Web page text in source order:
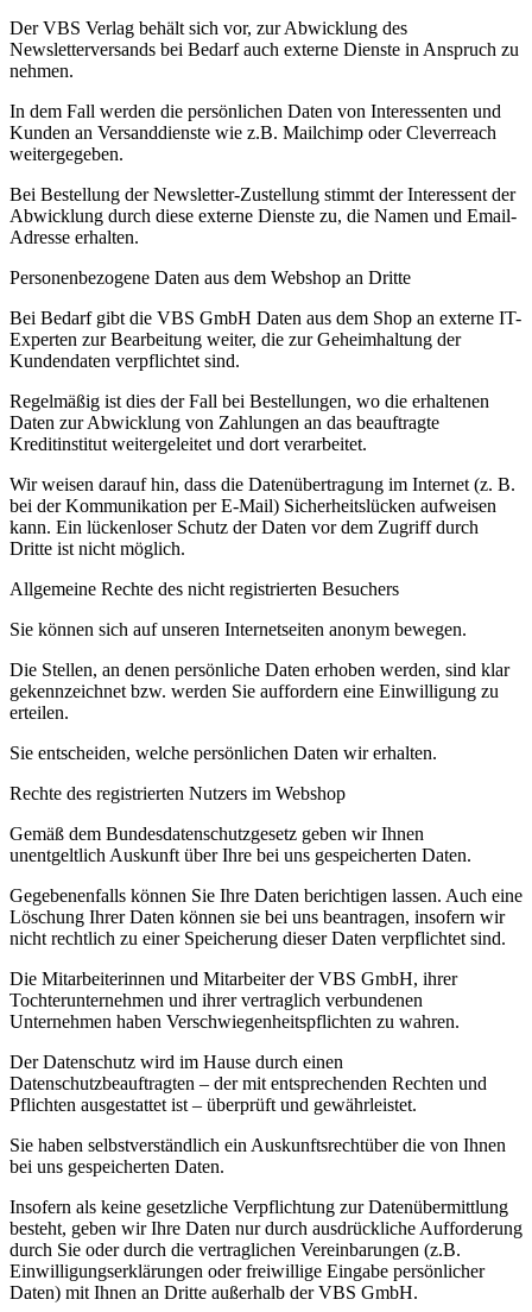
Der VBS Verlag behält sich vor, zur Abwicklung des
Newsletterversands bei Bedarf auch externe Dienste in Anspruch zu
nehmen.
In dem Fall werden die persönlichen Daten von Interessenten und
Kunden an Versanddienste wie z.B. Mailchimp oder Cleverreach
weitergegeben.
Bei Bestellung der Newsletter-Zustellung stimmt der Interessent der
Abwicklung durch diese externe Dienste zu, die Namen und Email-
Adresse erhalten.
Personenbezogene Daten aus dem Webshop an Dritte
Bei Bedarf gibt die VBS GmbH Daten aus dem Shop an externe IT-
Experten zur Bearbeitung weiter, die zur Geheimhaltung der
Kundendaten verpflichtet sind.
Regelmäßig ist dies der Fall bei Bestellungen, wo die erhaltenen
Daten zur Abwicklung von Zahlungen an das beauftragte
Kreditinstitut weitergeleitet und dort verarbeitet.
Wir weisen darauf hin, dass die Datenübertragung im Internet (z. B.
bei der Kommunikation per E-Mail) Sicherheitslücken aufweisen
kann. Ein lückenloser Schutz der Daten vor dem Zugriff durch
Dritte ist nicht möglich.
Allgemeine Rechte des nicht registrierten Besuchers
Sie können sich auf unseren Internetseiten anonym bewegen.
Die Stellen, an denen persönliche Daten erhoben werden, sind klar
gekennzeichnet bzw. werden Sie auffordern eine Einwilligung zu
erteilen.
Sie entscheiden, welche persönlichen Daten wir erhalten.
Rechte des registrierten Nutzers im Webshop
Gemäß dem Bundesdatenschutzgesetz geben wir Ihnen
unentgeltlich Auskunft über Ihre bei uns gespeicherten Daten.
Gegebenenfalls können Sie Ihre Daten berichtigen lassen. Auch eine
Löschung Ihrer Daten können sie bei uns beantragen, insofern wir
nicht rechtlich zu einer Speicherung dieser Daten verpflichtet sind.
Die Mitarbeiterinnen und Mitarbeiter der VBS GmbH, ihrer
Tochterunternehmen und ihrer vertraglich verbundenen
Unternehmen haben Verschwiegenheitspflichten zu wahren.
Der Datenschutz wird im Hause durch einen
Datenschutzbeauftragten – der mit entsprechenden Rechten und
Pflichten ausgestattet ist – überprüft und gewährleistet.
Sie haben selbstverständlich ein Auskunftsrechtüber die von Ihnen
bei uns gespeicherten Daten.
Insofern als keine gesetzliche Verpflichtung zur Datenübermittlung
besteht, geben wir Ihre Daten nur durch ausdrückliche Aufforderung
durch Sie oder durch die vertraglichen Vereinbarungen (z.B.
Einwilligungserklärungen oder freiwillige Eingabe persönlicher
Daten) mit Ihnen an Dritte außerhalb der VBS GmbH.